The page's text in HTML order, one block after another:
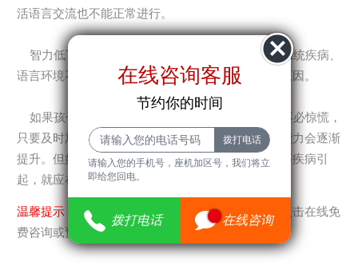
活语言交流也不能正常进行。
智力低下、听力障碍、构音器官疾病、中枢神经系统疾病、
语言环境不良等因素均是儿童语言发育迟缓的常见原因。
如果孩子的智力发育及其它方面均正常，父母就不必惊慌，
只要及时加强语言训练，随着年龄增长孩子的语言能力会逐渐
提升。但如果是因孤独症、精神发育迟滞、聋哑症等疾病引
起，就应在医生指导下积极进行治疗。
在线咨询客服
节约你的时间
请输入您的手机号，座机加区号，我们将立
即给您回电。
拨打电话 在线咨询
温馨提示： 如果您有关于 疾病科普 等方面问题可以点击在线免
费咨询或预约挂号。
在线咨询客服
节约你的时间
请输入您的手机号，座机加区号，我们将立
即给您回电。
拨打电话 在线咨询